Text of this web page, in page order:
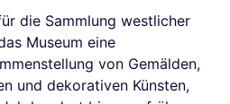
die Sammlung westlicher
Museum eine
von Gemälden,
und dekorativen Künsten,